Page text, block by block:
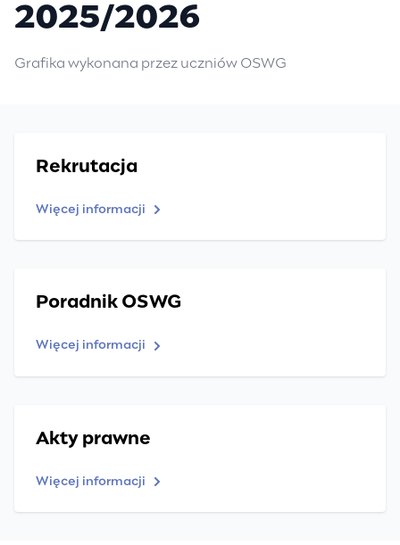
2025/2026
Grafika wykonana przez uczniów OSWG
Rekrutacja
Więcej informacji
Poradnik OSWG
Więcej informacji
Akty prawne
Więcej informacji